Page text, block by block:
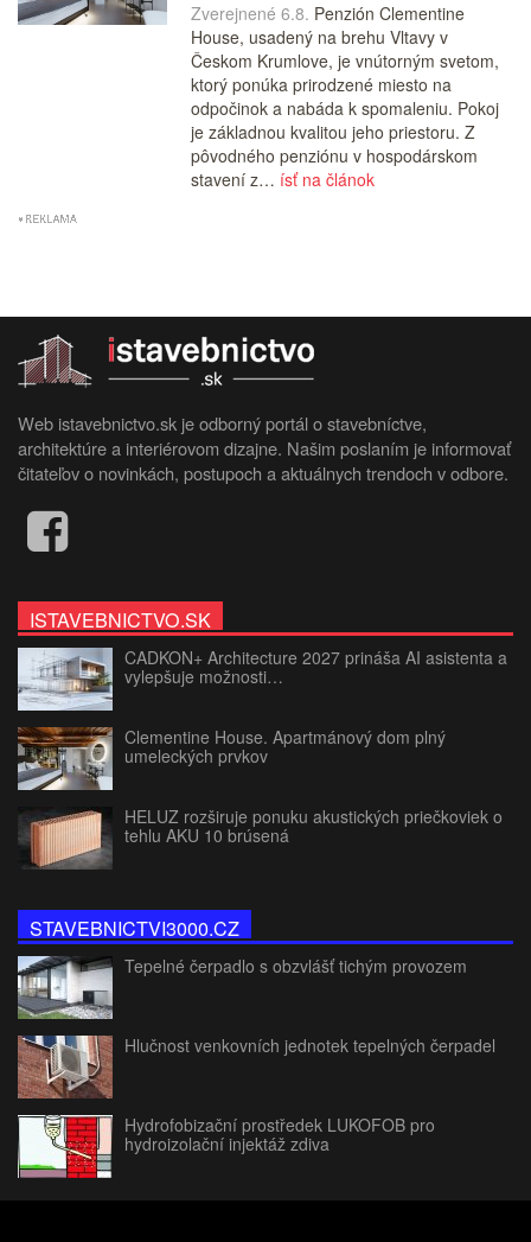
Zverejnené 6.8. Penzión Clementine
House, usadený na brehu Vltavy v
Českom Krumlove, je vnútorným svetom,
ktorý ponúka prirodzené miesto na
odpočinok a nabáda k spomaleniu. Pokoj
je základnou kvalitou jeho priestoru. Z
pôvodného penziónu v hospodárskom
stavení z… ísť na článok
Web istavebnictvo.sk je odborný portál o stavebníctve,
architektúre a interiérovom dizajne. Našim poslaním je informovať
čitateľov o novinkách, postupoch a aktuálnych trendoch v odbore.
ISTAVEBNICTVO.SK
CADKON+ Architecture 2027 prináša AI asistenta a
vylepšuje možnosti…
Clementine House. Apartmánový dom plný
umeleckých prvkov
HELUZ rozširuje ponuku akustických priečkoviek o
tehlu AKU 10 brúsená
STAVEBNICTVI3000.CZ
Tepelné čerpadlo s obzvlášť tichým provozem
Hlučnost venkovních jednotek tepelných čerpadel
Hydrofobizační prostředek LUKOFOB pro
hydroizolační injektáž zdiva